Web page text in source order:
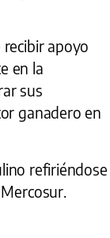
apoyo
en la
sus
ganadero en
refiriéndose